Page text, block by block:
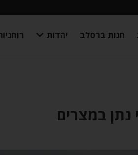
חנות ברסלב יהדות
נתן במצרים